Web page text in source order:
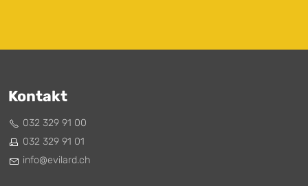
Kontakt
032 329 91 00
032 329 91 01
nf
v l rd ch